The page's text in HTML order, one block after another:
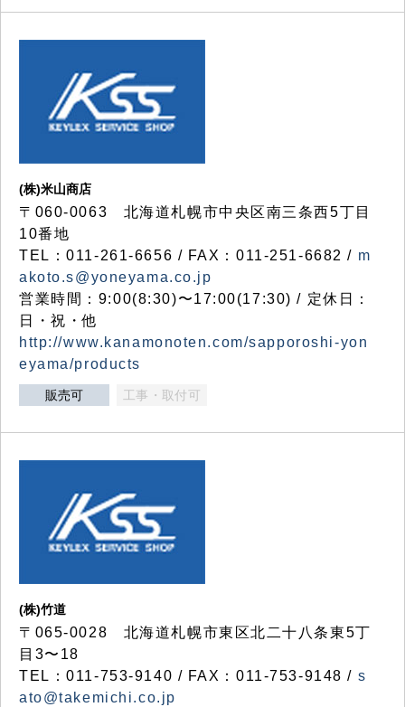
(株)米山商店
〒060-0063 北海道札幌市中央区南三条西5丁目
10番地
TEL：011-261-6656 / FAX：011-251-6682 / m
akoto.s@yoneyama.co.jp
営業時間：9:00(8:30)〜17:00(17:30) / 定休日：
日・祝・他
http://www.kanamonoten.com/sapporoshi-yon
eyama/products
販売可 工事・取付可
(株)竹道
〒065-0028 北海道札幌市東区北二十八条東5丁
目3〜18
TEL：011-753-9140 / FAX：011-753-9148 / s
ato@takemichi.co.jp